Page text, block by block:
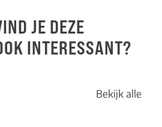
JE DEZE
INTERESSANT?
Bekijk alle